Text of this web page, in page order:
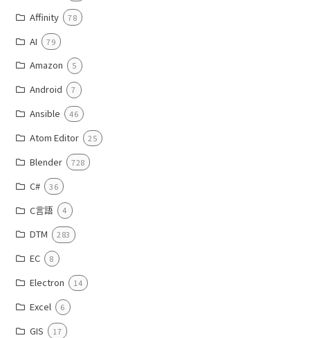
Affinity 78
AI 79
Amazon 5
Android 7
Ansible 46
Atom Editor 25
Blender 728
C# 36
C言語 4
DTM 283
EC 8
Electron 14
Excel 6
GIS 17